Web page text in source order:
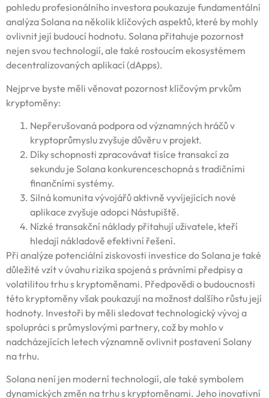
pohledu profesionálního investora poukazuje fundamentální
analýza Solana na několik klíčových aspektů, které by mohly
ovlivnit její budoucí hodnotu. Solana přitahuje pozornost
nejen svou technologií, ale také rostoucím ekosystémem
decentralizovaných aplikací (dApps).
Nejprve byste měli věnovat pozornost klíčovým prvkům
kryptoměny:
Nepřerušovaná podpora od významných hráčů v
kryptoprůmyslu zvyšuje důvěru v projekt.
Díky schopnosti zpracovávat tisíce transakcí za
sekundu je Solana konkurenceschopná s tradičními
finančními systémy.
Silná komunita vývojářů aktivně vyvíjejících nové
aplikace zvyšuje adopci Nástupiště.
Nízké transakční náklady přitahují uživatele, kteří
hledají nákladově efektivní řešení.
Při analýze potenciální ziskovosti investice do Solana je také
důležité vzít v úvahu rizika spojená s právními předpisy a
volatilitou trhu s kryptoměnami. Předpovědi o budoucnosti
této kryptoměny však poukazují na možnost dalšího růstu její
hodnoty. Investoři by měli sledovat technologický vývoj a
spolupráci s průmyslovými partnery, což by mohlo v
nadcházejících letech významně ovlivnit postavení Solany
na trhu.
Solana není jen moderní technologií, ale také symbolem
dynamických změn na trhu s kryptoměnami. Jeho inovativní